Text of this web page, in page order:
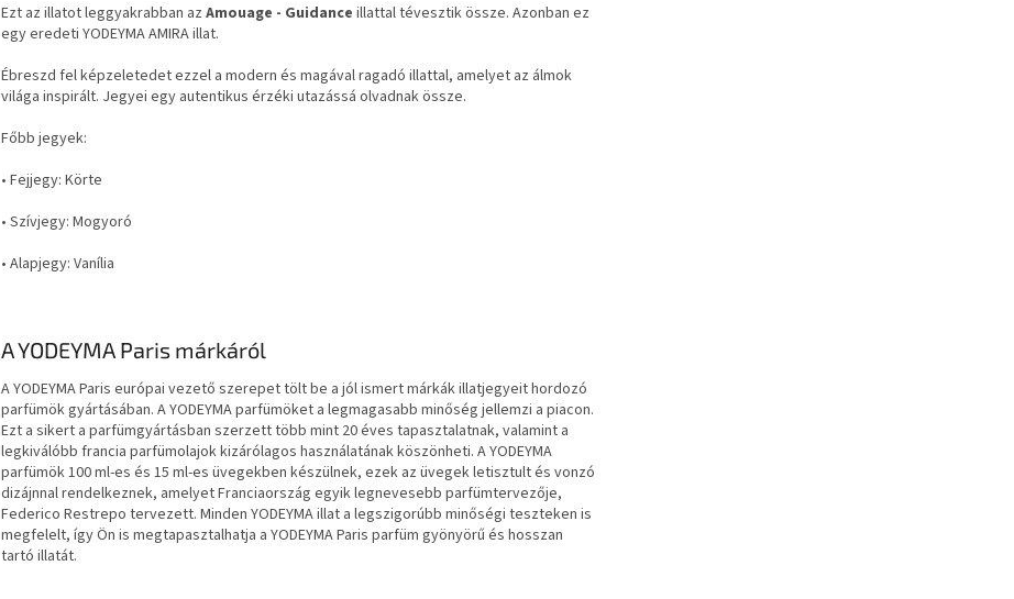
Ezt az illatot leggyakrabban az Amouage - Guidance illattal tévesztik össze. Azonban ez
egy eredeti YODEYMA AMIRA illat.
Ébreszd fel képzeletedet ezzel a modern és magával ragadó illattal, amelyet az álmok
világa inspirált. Jegyei egy autentikus érzéki utazássá olvadnak össze.
Főbb jegyek:
• Fejjegy: Körte
• Szívjegy: Mogyoró
• Alapjegy: Vanília
A YODEYMA Paris márkáról
A YODEYMA Paris európai vezető szerepet tölt be a jól ismert márkák illatjegyeit hordozó
parfümök gyártásában. A YODEYMA parfümöket a legmagasabb minőség jellemzi a piacon.
Ezt a sikert a parfümgyártásban szerzett több mint 20 éves tapasztalatnak, valamint a
legkiválóbb francia parfümolajok kizárólagos használatának köszönheti. A YODEYMA
parfümök 100 ml-es és 15 ml-es üvegekben készülnek, ezek az üvegek letisztult és vonzó
dizájnnal rendelkeznek, amelyet Franciaország egyik legnevesebb parfümtervezője,
Federico Restrepo tervezett. Minden YODEYMA illat a legszigorúbb minőségi teszteken is
megfelelt, így Ön is megtapasztalhatja a YODEYMA Paris parfüm gyönyörű és hosszan
tartó illatát.